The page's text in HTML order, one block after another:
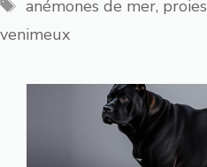
anémones de mer,
venimeux